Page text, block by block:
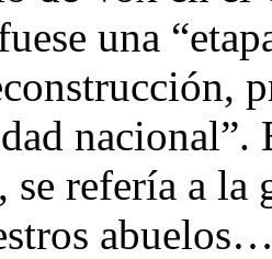
una
se refería a la